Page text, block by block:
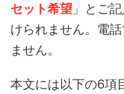
セット希望 」とご
けられません。電
ません。
本文には以下の6項